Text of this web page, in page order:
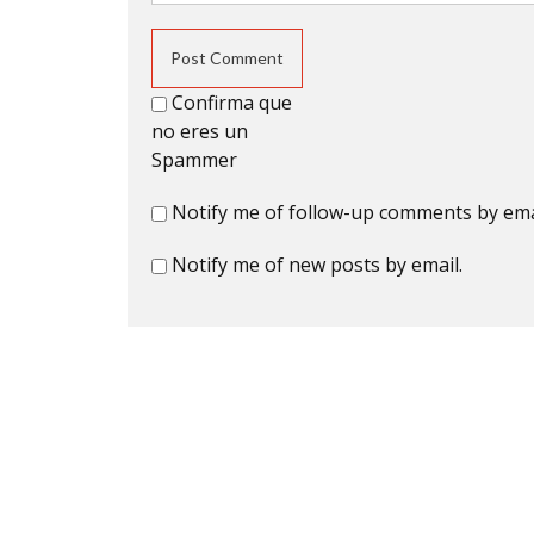
Confirma que
no eres un
Spammer
Notify me of follow-up comments by
Notify me of new posts by email.